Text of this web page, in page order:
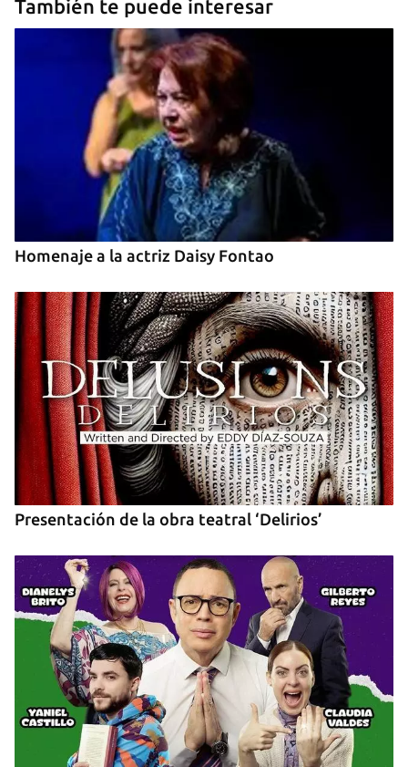
Guardar como favorito
INICIAR SESIÓN CANCELAR
También te puede interesar
Homenaje a la actriz Daisy Fontao
Presentación de la obra teatral ‘Delirios’